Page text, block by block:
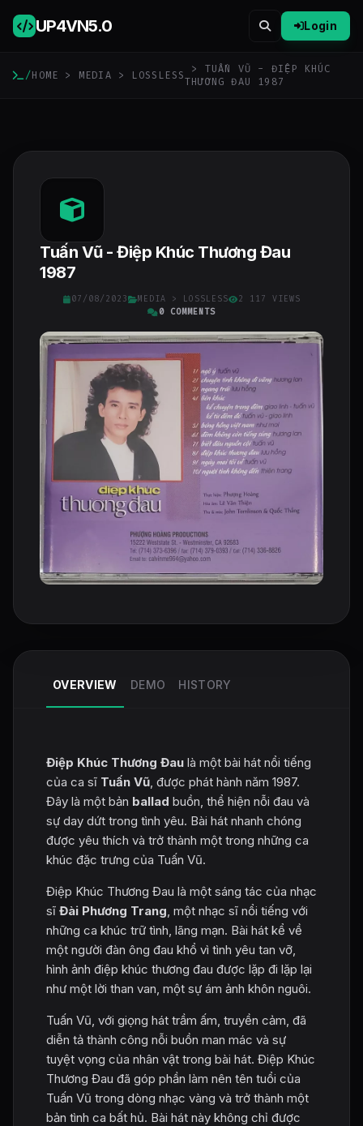
UP4VN5.0 Login
/HOME > MEDIA > LOSSLESS > TUẤN VŨ - ĐIỆP KHÚC
THƯƠNG ĐAU 1987
Tuấn Vũ - Điệp Khúc Thương Đau
1987
07/08/2023 MEDIA > LOSSLESS
2 117 VIEWS
0 COMMENTS
OVERVIEW DEMO HISTORY
Điệp Khúc Thương Đau là một bài hát nổi tiếng
của ca sĩ Tuấn Vũ, được phát hành năm 1987.
Đây là một bản ballad buồn, thể hiện nỗi đau và
sự day dứt trong tình yêu. Bài hát nhanh chóng
được yêu thích và trở thành một trong những ca
khúc đặc trưng của Tuấn Vũ.
Điệp Khúc Thương Đau là một sáng tác của nhạc
sĩ Đài Phương Trang, một nhạc sĩ nổi tiếng với
những ca khúc trữ tình, lãng mạn. Bài hát kể về
một người đàn ông đau khổ vì tình yêu tan vỡ,
hình ảnh điệp khúc thương đau được lặp đi lặp lại
như một lời than van, một sự ám ảnh khôn nguôi.
Tuấn Vũ, với giọng hát trầm ấm, truyền cảm, đã
diễn tả thành công nỗi buồn man mác và sự
tuyệt vọng của nhân vật trong bài hát. Điệp Khúc
Thương Đau đã góp phần làm nên tên tuổi của
Tuấn Vũ trong dòng nhạc vàng và trở thành một
bản tình ca bất hủ. Bài hát này không chỉ được